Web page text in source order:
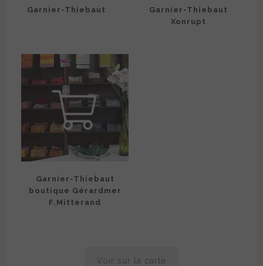
Garnier-Thiebaut
Garnier-Thiebaut
Xonrupt
Garnier-Thiebaut
boutique Gérardmer
F.Mitterand
Voir sur la carte